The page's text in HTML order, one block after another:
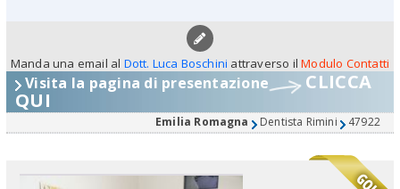
Manda una email al Dott. Luca Boschini attraverso ilModulo Contatti
Visita la pagina di presentazione CLICCA
QUI
Emilia Romagna Dentista Rimini 47922